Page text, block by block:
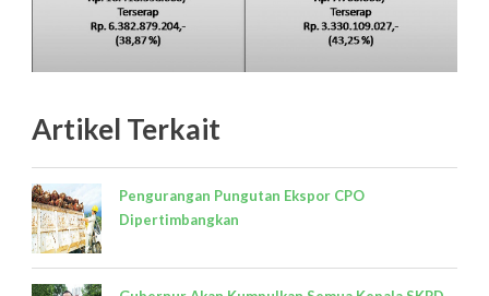
Artikel Terkait
Pengurangan Pungutan Ekspor CPO
Dipertimbangkan